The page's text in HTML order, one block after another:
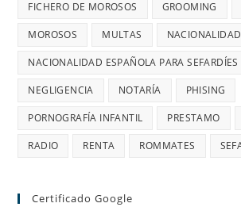
FICHERO DE MOROSOS GROOMING
MOROSOS MULTAS NACIONALIDAD
NACIONALIDAD ESPAÑOLA PARA SEFARDÍES
NEGLIGENCIA NOTARÍA PHISING
PORNOGRAFÍA INFANTIL PRESTAMO
RADIO RENTA ROMMATES
Certificado Google